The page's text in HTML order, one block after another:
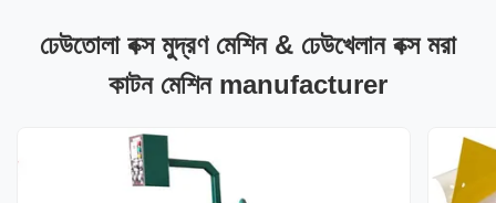
ঢেউতোলা বক্স মুদ্রণ মেশিন & ঢেউখেলান বক্স মরা
কাটন মেশিন manufacturer